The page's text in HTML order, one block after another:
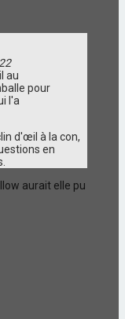
au
pour
l'a
d'œil à la con,
en
aurait elle pu